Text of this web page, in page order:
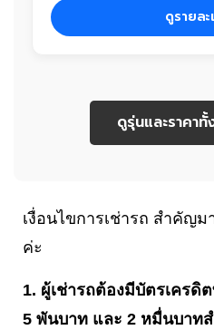
ดูรายล
ดูรุ่นและราคา
เงื่อนไขการเช่ารถ สำคัญ
ค่ะ
1. ผู้เช่ารถต้องมีบัตรเครดิ
5 พันบาท และ 2 หมื่นบาท